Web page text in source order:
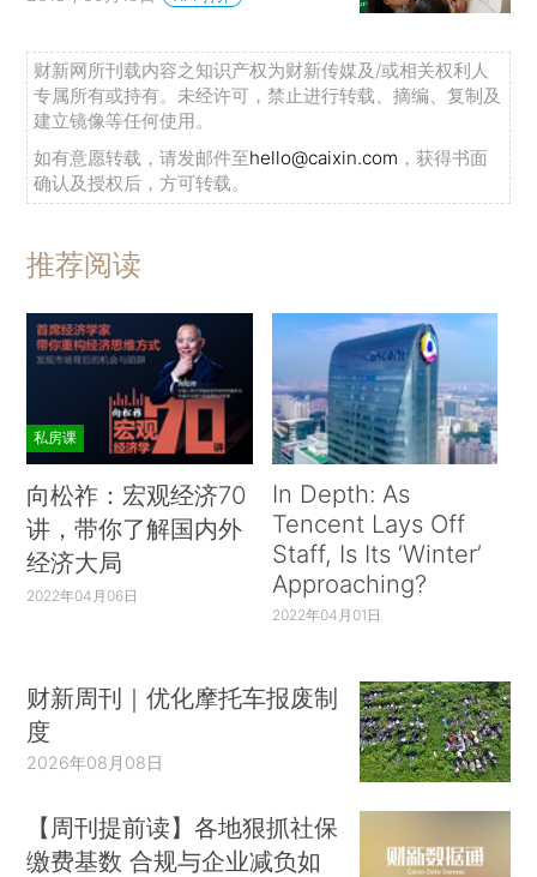
财新网所刊载内容之知识产权为财新传媒及/或相关权利人
专属所有或持有。未经许可，禁止进行转载、摘编、复制及
建立镜像等任何使用。
如有意愿转载，请发邮件至hello@caixin.com ，获得书面
确认及授权后，方可转载。
推荐阅读
私房课
向松祚：宏观经济70
讲，带你了解国内外
经济大局
2022年04月06日
In Depth: As
Tencent Lays Off
Staff, Is Its ‘Winter’
Approaching?
2022年04月01日
财新周刊｜优化摩托车报废制
度
2026年08月08日
【周刊提前读】各地狠抓社保
缴费基数 合规与企业减负如